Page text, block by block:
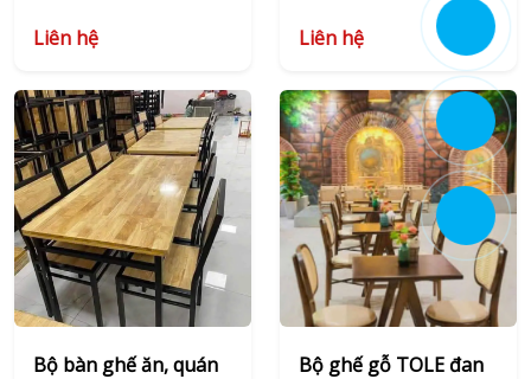
Liên hệ
Liên hệ
Bộ bàn ghế ăn, quán
Bộ ghế gỗ TOLE đan